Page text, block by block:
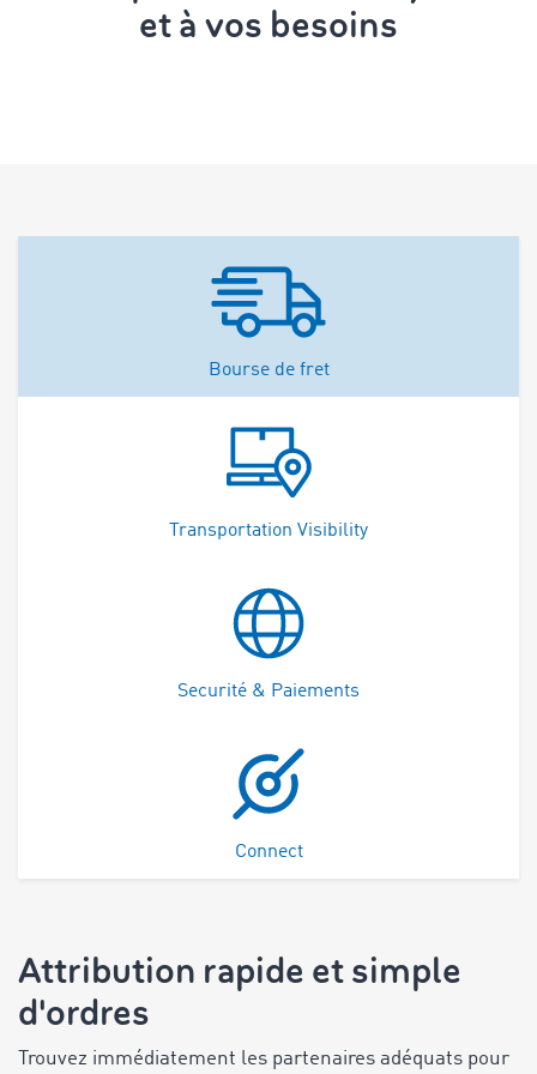
et à vos besoins
Bourse de fret
Transportation Visibility
Securité & Paiements
Connect
Attribution rapide et simple
d'ordres
Trouvez immédiatement les partenaires adéquats pour